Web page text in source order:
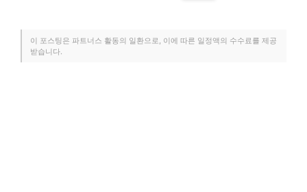
이 포스팅은 파트너스 활동의 일환으로, 이에 따른 일정액의 수수료를 제공
받습니다.